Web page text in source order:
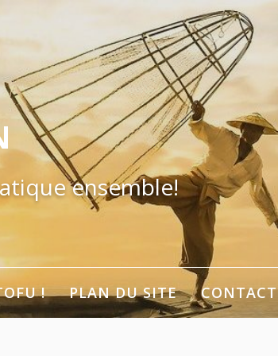
ensemble!
! PLAN DU SITE CONTACT